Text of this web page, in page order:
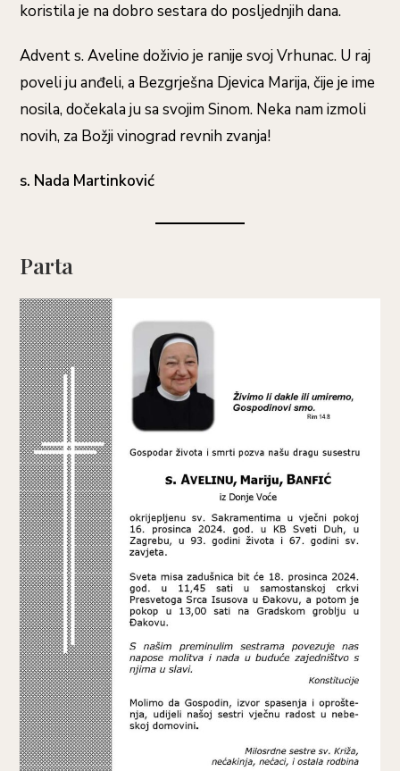
koristila je na dobro sestara do posljednjih dana.
Advent s. Aveline doživio je ranije svoj Vrhunac. U raj
poveli ju anđeli, a Bezgrješna Djevica Marija, čije je ime
nosila, dočekala ju sa svojim Sinom. Neka nam izmoli
novih, za Božji vinograd revnih zvanja!
s. Nada Martinković
Parta